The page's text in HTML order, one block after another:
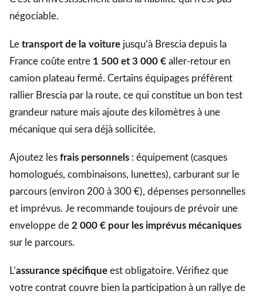
négociable.
Le transport de la voiture jusqu’à Brescia depuis la
France coûte entre 1 500 et 3 000 € aller-retour en
camion plateau fermé. Certains équipages préfèrent
rallier Brescia par la route, ce qui constitue un bon test
grandeur nature mais ajoute des kilomètres à une
mécanique qui sera déjà sollicitée.
Ajoutez les frais personnels : équipement (casques
homologués, combinaisons, lunettes), carburant sur le
parcours (environ 200 à 300 €), dépenses personnelles
et imprévus. Je recommande toujours de prévoir une
enveloppe de 2 000 € pour les imprévus mécaniques
sur le parcours.
L’assurance spécifique est obligatoire. Vérifiez que
votre contrat couvre bien la participation à un rallye de